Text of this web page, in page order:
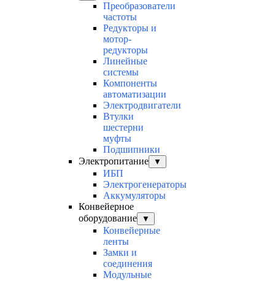
Преобразователи
частоты
Редукторы и
мотор-
редукторы
Линейные
системы
Компоненты
автоматизации
Электродвигатели
Втулки
шестерни
муфты
Подшипники
Электропитание
▼
ИБП
Электрогенераторы
Аккумуляторы
Конвейерное
оборудование
▼
Конвейерные
ленты
Замки и
соединения
Модульные